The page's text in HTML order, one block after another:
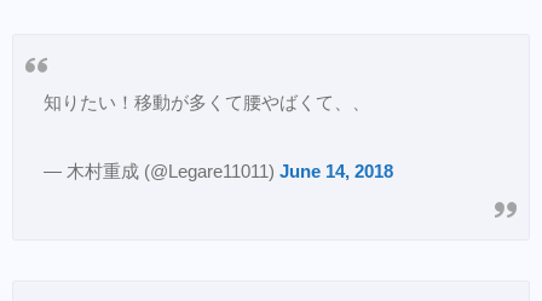
知りたい！移動が多くて腰やばくて、、
— 木村重成 (@Legare11011) June 14, 2018